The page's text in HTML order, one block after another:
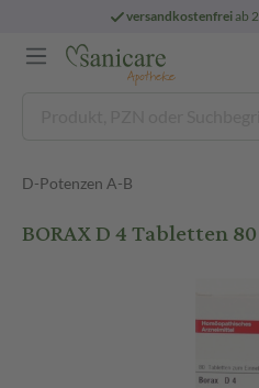
versandkostenfreiab
D-Potenzen A-B
BORAX D 4 Tabletten